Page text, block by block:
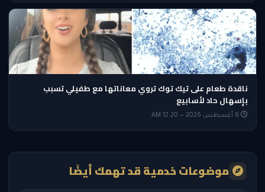
ناقدة طعام على تيك توك تروي معاناتها مع طفيلي تسبب
بإسهال حاد لأسابيع
موضوعات خدمية قد تهمك أيضًا